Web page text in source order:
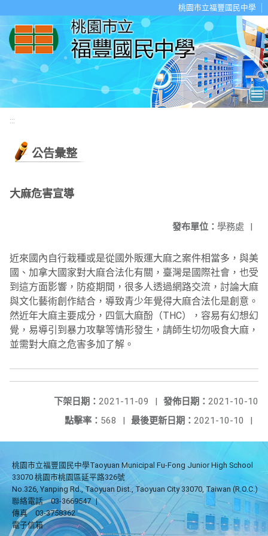
桃園市立福豐國民中學
:::
公告彙整
大麻危害宣導
發布單位： 學務處 |
近來國內自行栽種或是從國外販運大麻之案件相當多，與美
國、加拿大國家對大麻合法化有關，臺灣是國際社會，也受
到這方面影響，防疫期間，很多人透過網路交流，討論大麻
與文化藝術創作結合，導致青少年覺得大麻合法化是創意。
然近年大麻主要成分，四氫大麻酚（THC），容易有幻想幻
覺，易導引到暴力攻擊等情形發生，請師生切勿吸食大麻，
並需對大麻之危害多加了解。
發佈日期： 2021-10-10
下架日期： 2021-11-09
|
最後更新日期： 2021-10-10 |
點擊率： 568 |
桃園市立福豐國民中學Taoyuan Municipal Fu-Fong Junior High School
33070 桃園市桃園區延平路326號
No.326, Yanping Rd., Taoyuan Dist., Taoyuan City 33070, Taiwan (R.O.C.)
聯絡電話
03-3669547 |
傳真
03-3758362
電子信箱